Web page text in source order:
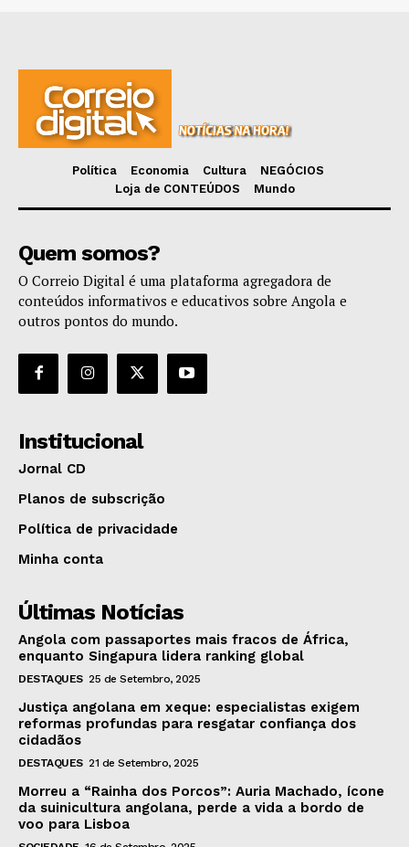
Política Economia Cultura
NEGÓCIOS
Loja de CONTEÚDOS
Mundo
Quem somos?
O Correio Digital é uma plataforma agregadora de
conteúdos informativos e educativos sobre Angola e
outros pontos do mundo.
Institucional
Jornal CD
Planos de subscrição
Política de privacidade
Minha conta
Últimas Notícias
Angola com passaportes mais fracos de África,
enquanto Singapura lidera ranking global
DESTAQUES 25 de Setembro, 2025
Justiça angolana em xeque: especialistas exigem
reformas profundas para resgatar confiança dos
cidadãos
DESTAQUES 21 de Setembro, 2025
Morreu a “Rainha dos Porcos”: Auria Machado, ícone
da suinicultura angolana, perde a vida a bordo de
voo para Lisboa